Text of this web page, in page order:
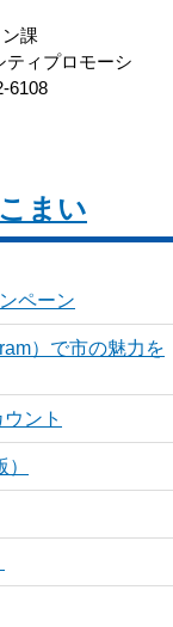
課
ティプロモーシ
6108
まい
ペーン
）で市の魅力を
ント